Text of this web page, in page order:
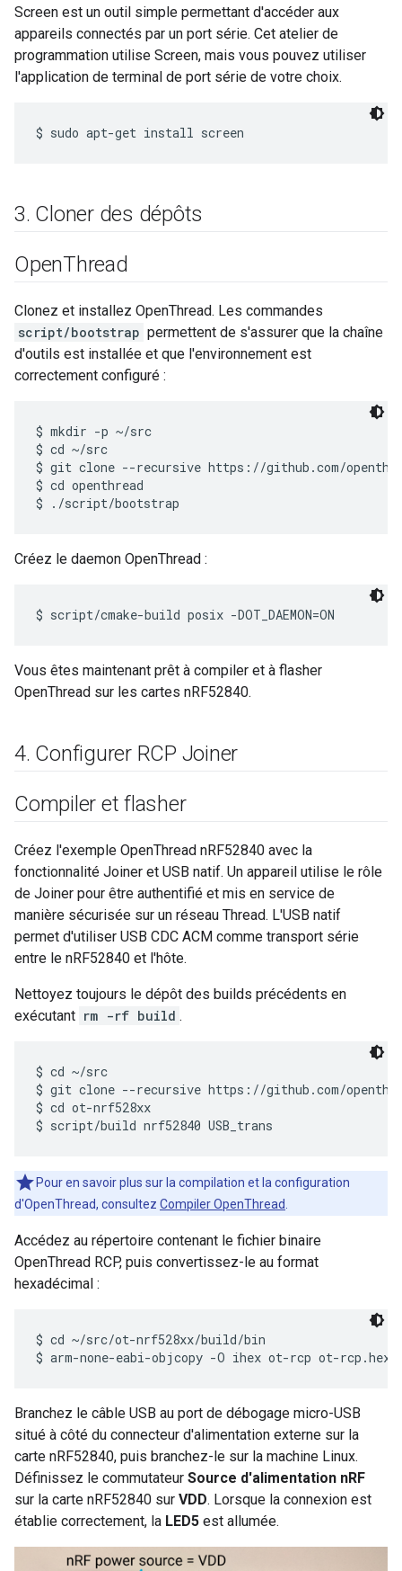
Screen est un outil simple permettant d'accéder aux
appareils connectés par un port série. Cet atelier de
programmation utilise Screen, mais vous pouvez utiliser
l'application de terminal de port série de votre choix.
3. Cloner des dépôts
OpenThread
Clonez et installez OpenThread. Les commandes
script/bootstrap permettent de s'assurer que la chaîne
d'outils est installée et que l'environnement est
correctement configuré :
$ mkdir -p ~/src
$ cd ~/src
$ git clone --recursive https://github.com/
$ cd openthread
Créez le daemon OpenThread :
Vous êtes maintenant prêt à compiler et à flasher
OpenThread sur les cartes nRF52840.
4. Configurer RCP Joiner
Compiler et flasher
Créez l'exemple OpenThread nRF52840 avec la
fonctionnalité Joiner et USB natif. Un appareil utilise le rôle
de Joiner pour être authentifié et mis en service de
manière sécurisée sur un réseau Thread. L'USB natif
permet d'utiliser USB CDC ACM comme transport série
entre le nRF52840 et l'hôte.
Nettoyez toujours le dépôt des builds précédents en
exécutant rm -rf build .
$ cd ~/src
$ git clone --recursive https://github.com/
$ cd ot-nrf528xx
Pour en savoir plus sur la compilation et la configuration
d'OpenThread, consultez Compiler OpenThread
Accédez au répertoire contenant le fichier binaire
OpenThread RCP, puis convertissez-le au format
hexadécimal :
$ cd ~/src/ot-nrf528xx/build/bin
Branchez le câble USB au port de débogage micro-USB
situé à côté du connecteur d'alimentation externe sur la
carte nRF52840, puis branchez-le sur la machine Linux.
Définissez le commutateur Source d'alimentation nRF
sur la carte nRF52840 sur VDD. Lorsque la connexion est
établie correctement, la LED5 est allumée.